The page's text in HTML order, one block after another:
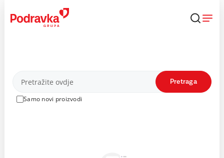
content
Proizvodi
Samo novi proizvodi
Pretraga